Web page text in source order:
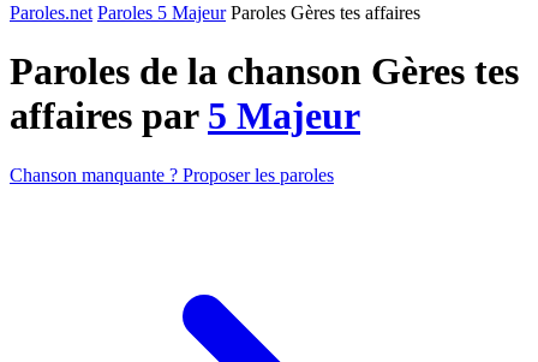
Paroles.net Paroles 5 Majeur Paroles Gères tes affaires
Paroles de la chanson Gères tes
affaires par 5 Majeur
Chanson manquante ? Proposer les paroles